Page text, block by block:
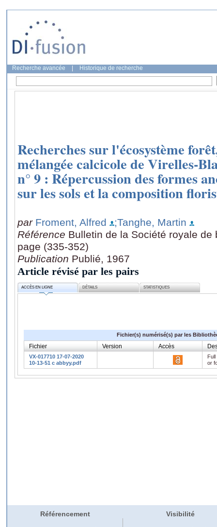
Recherche avancée Historique de recherche
Recherches sur l'écosystème
mélangée calcicole de Virelles-
n° 9 : Répercussion des formes
sur les sols et la composition
par Froment, Alfred
;Tanghe, Martin
Référence Bulletin de la Société royale
page (335-352)
Publication Publié, 1967
Article révisé par les pairs
ACCÈS EN LIGNE DÉTAILS STATISTIQUES
Fichier(s) numérisé(s) par les
Fichier Version Accès
VX-017710 17-07-2020
10-13-51 c abbyy.pdf
or
Référencement Visibilité